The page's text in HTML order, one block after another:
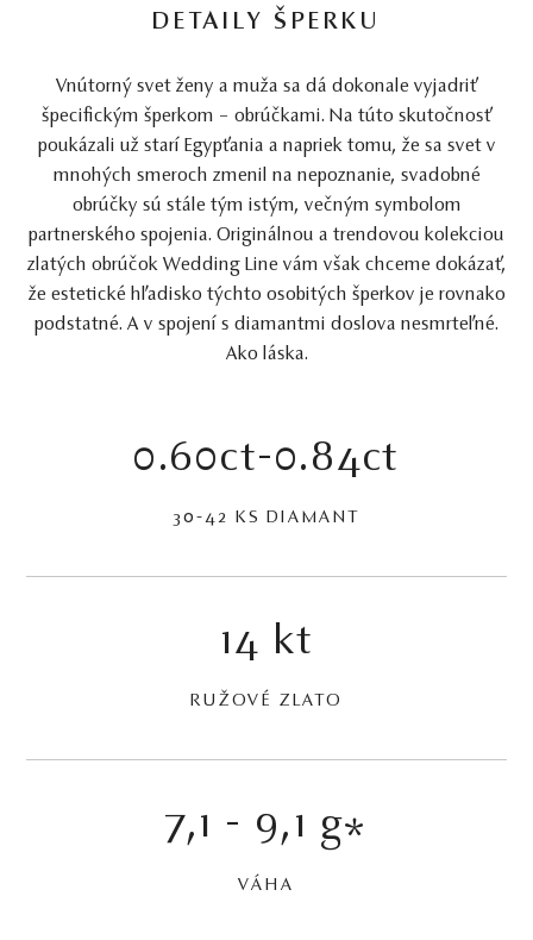
DETAILY ŠPERKU
Vnútorný svet ženy a muža sa dá dokonale vyjadriť
špecifickým šperkom – obrúčkami. Na túto skutočnosť
poukázali už starí Egypťania a napriek tomu, že sa svet v
mnohých smeroch zmenil na nepoznanie, svadobné
obrúčky sú stále tým istým, večným symbolom
partnerského spojenia. Originálnou a trendovou kolekciou
zlatých obrúčok Wedding Line vám však chceme dokázať,
že estetické hľadisko týchto osobitých šperkov je rovnako
podstatné. A v spojení s diamantmi doslova nesmrteľné.
Ako láska.
0.60ct-0.84ct
30-42 KS DIAMANT
14 kt
RUŽOVÉ ZLATO
7,1 - 9,1 g*
VÁHA